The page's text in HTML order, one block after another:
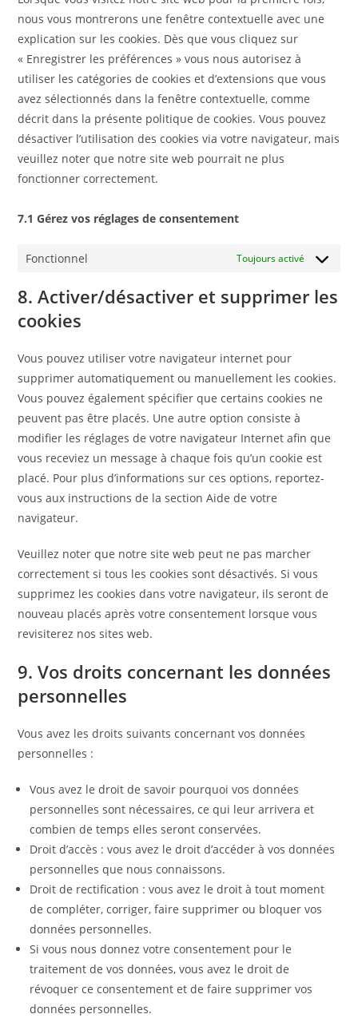
nous vous montrerons une fenêtre contextuelle avec une
explication sur les cookies. Dès que vous cliquez sur
« Enregistrer les préférences » vous nous autorisez à
utiliser les catégories de cookies et d’extensions que vous
avez sélectionnés dans la fenêtre contextuelle, comme
décrit dans la présente politique de cookies. Vous pouvez
désactiver l’utilisation des cookies via votre navigateur, mais
veuillez noter que notre site web pourrait ne plus
fonctionner correctement.
7.1 Gérez vos réglages de consentement
Fonctionnel Toujours activé
8. Activer/désactiver et supprimer les
cookies
Vous pouvez utiliser votre navigateur internet pour
supprimer automatiquement ou manuellement les cookies.
Vous pouvez également spécifier que certains cookies ne
peuvent pas être placés. Une autre option consiste à
modifier les réglages de votre navigateur Internet afin que
vous receviez un message à chaque fois qu’un cookie est
placé. Pour plus d’informations sur ces options, reportez-
vous aux instructions de la section Aide de votre
navigateur.
Veuillez noter que notre site web peut ne pas marcher
correctement si tous les cookies sont désactivés. Si vous
supprimez les cookies dans votre navigateur, ils seront de
nouveau placés après votre consentement lorsque vous
revisiterez nos sites web.
9. Vos droits concernant les données
personnelles
Vous avez les droits suivants concernant vos données
personnelles :
Vous avez le droit de savoir pourquoi vos données
personnelles sont nécessaires, ce qui leur arrivera et
combien de temps elles seront conservées.
Droit d’accès : vous avez le droit d’accéder à vos données
personnelles que nous connaissons.
Droit de rectification : vous avez le droit à tout moment
de compléter, corriger, faire supprimer ou bloquer vos
données personnelles.
Si vous nous donnez votre consentement pour le
traitement de vos données, vous avez le droit de
révoquer ce consentement et de faire supprimer vos
données personnelles.